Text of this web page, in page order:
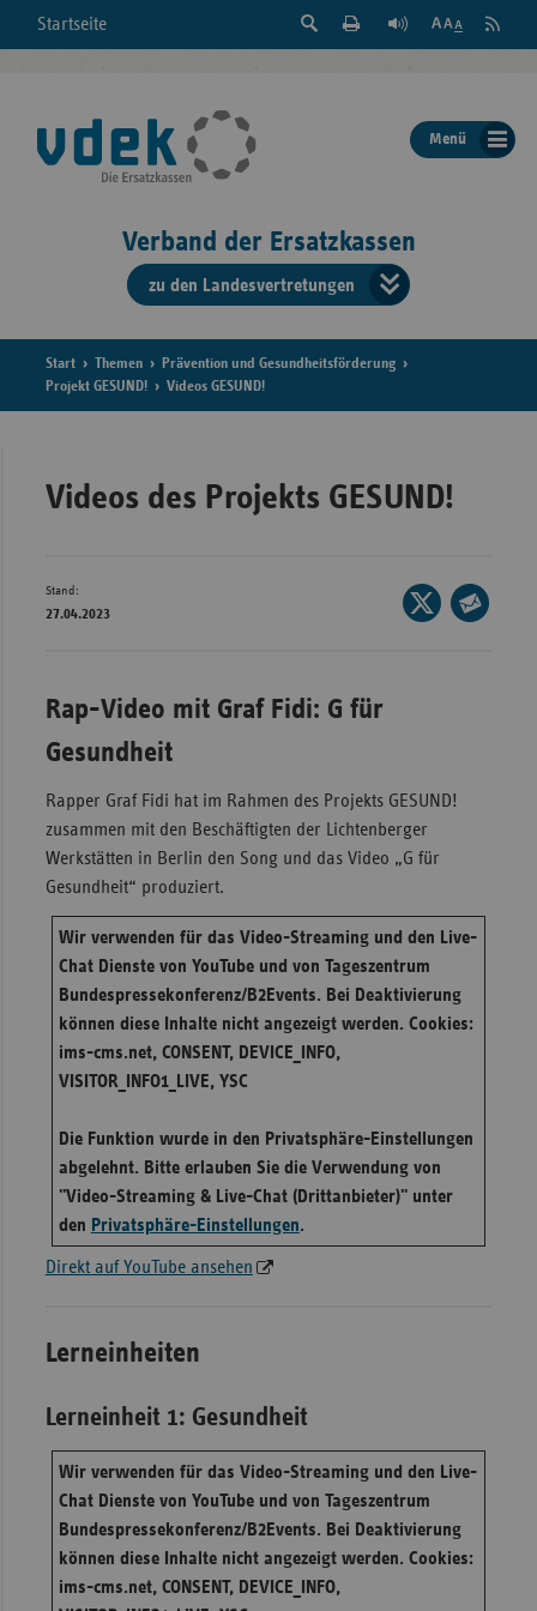
Startseite
Suche
der
Seite
Feed
Menü
Verband der Ersatzkassen
zu den Landesvertretungen
der
Bayern
Start Themen
Prävention und Gesundheitsförderung
Projekt GESUND!
Videos GESUND!
Videos des Projekts GESUND!
Stand:
27.04.2023
Seite
auf
Rap-Video mit Graf Fidi: G für
Gesundheit
Rapper Graf Fidi hat im Rahmen des Projekts GESUND!
zusammen mit den Beschäftigten der Lichtenberger
Werkstätten in Berlin den Song und das Video „G für
Gesundheit“ produziert.
Wir verwenden für das Video-Streaming und den Live-
Chat Dienste von YouTube und von Tageszentrum
Bundespressekonferenz/B2Events. Bei Deaktivierung
können diese Inhalte nicht angezeigt werden. Cookies:
ims-cms.net, CONSENT, DEVICE_INFO,
VISITOR_INFO1_LIVE, YSC
Die Funktion wurde in den Privatsphäre-Einstellungen
abgelehnt. Bitte erlauben Sie die Verwendung von
"Video-Streaming & Live-Chat (Drittanbieter)" unter
den Privatsphäre-Einstellungen.
Direkt auf YouTube ansehen
Lerneinheiten
Lerneinheit 1: Gesundheit
Wir verwenden für das Video-Streaming und den Live-
Chat Dienste von YouTube und von Tageszentrum
Bundespressekonferenz/B2Events. Bei Deaktivierung
können diese Inhalte nicht angezeigt werden. Cookies:
ims-cms.net, CONSENT, DEVICE_INFO,